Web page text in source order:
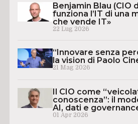
Benjamin Blau (CIO
funziona l’IT di una
che vende IT»
22 Lug 2026
“Innovare senza
la vision di Paolo
21 Mag 2026
Il CIO come
conoscenza”: il
AI, dati e
01 Apr 2026